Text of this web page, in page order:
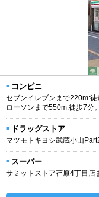
コンビニ
セブンイレブンまで220m:徒
ローソンまで550m:徒歩7分
ドラッグストア
マツモトキヨシ武蔵小山
スーパー
サミットストア荏原4丁目店